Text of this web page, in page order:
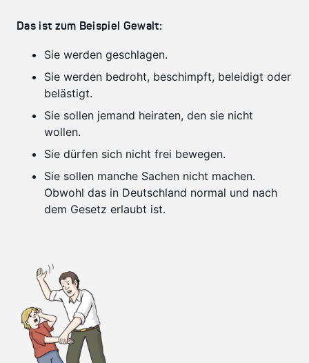
Das ist zum Beispiel Gewalt:
Sie werden geschlagen.
Sie werden bedroht, beschimpft, beleidigt oder
belästigt.
Sie sollen jemand heiraten, den sie nicht
wollen.
Sie dürfen sich nicht frei bewegen.
Sie sollen manche Sachen nicht machen.
Obwohl das in Deutschland normal und nach
dem Gesetz erlaubt ist.